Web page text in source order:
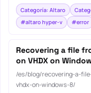
Categoría: Altaro
#altaro hyper-v
#error
Recovering a file
on VHDX on
/es/blog/recovering-a-
vhdx-on-windows-8/